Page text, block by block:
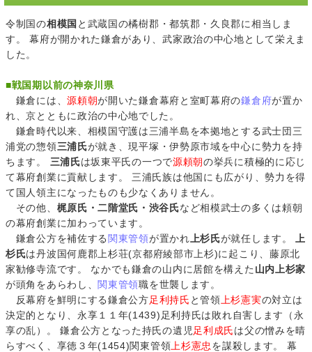
令制国の相模国 と武蔵国の橘樹郡・都筑郡・久良郡に相当しま
す。 幕府が開かれた鎌倉があり、武家政治の中心地として栄えま
した。
■戦国期以前の神奈川県
鎌倉には、源頼朝が開いた鎌倉幕府と室町幕府の鎌倉府が置か
れ、京とともに政治の中心地でした。
鎌倉時代以来、相模国守護は三浦半島を本拠地とする武士団三
浦党の惣領三浦氏が就き、現平塚・伊勢原市域を中心に勢力を持
ちます。 三浦氏は坂東平氏の一つで源頼朝の挙兵に積極的に応じ
て幕府創業に貢献します。 三浦氏族は他国にも広がり、勢力を得
て国人領主になったものも少なくありません。
その他、 梶原氏・二階堂氏・渋谷氏など相模武士の多くは頼朝
の幕府創業に加わっています。
鎌倉公方を補佐する 関東管領が置かれ 上杉氏が就任します。
上
杉氏は丹波国何鹿郡上杉荘(京都府綾部市上杉)に起こり、藤原北
家勧修寺流です。 なかでも鎌倉の山内に居館を構えた 山内上杉家
が頭角をあらわし、 関東管領職を世襲します。
反幕府を鮮明にする鎌倉公方足利持氏 と管領 上杉憲実の対立は
決定的となり、永享１１年(1439)足利持氏は敗れ自害します（永
享の乱）。 鎌倉公方となった持氏の遺児 足利成氏は父の憎みを晴
らすべく、享徳３年(1454)関東管領 上杉憲忠を謀殺します。 幕